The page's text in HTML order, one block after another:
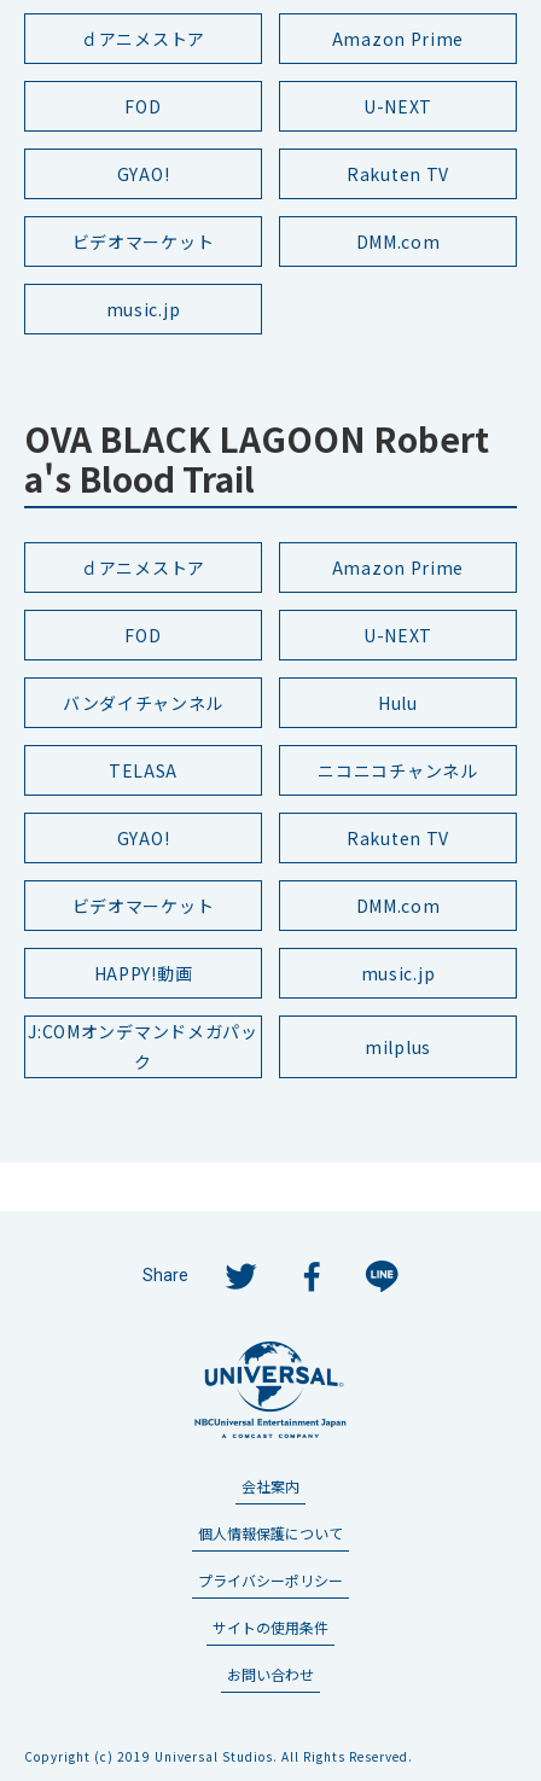
ｄアニメストア Amazon Prime
FOD U-NEXT
GYAO! Rakuten TV
ビデオマーケット DMM.com
music.jp
OVA BLACK LAGOON Robert
a's Blood Trail
ｄアニメストア Amazon Prime
FOD U-NEXT
バンダイチャンネル Hulu
TELASA ニコニコチャンネル
GYAO! Rakuten TV
ビデオマーケット DMM.com
HAPPY!動画 music.jp
J:COMオンデマンドメガパッ
ク
milplus
Share
会社案内
個人情報保護について
プライバシーポリシー
サイトの使用条件
お問い合わせ
Copyright (c) 2019 Universal Studios. All Rights Reserved.